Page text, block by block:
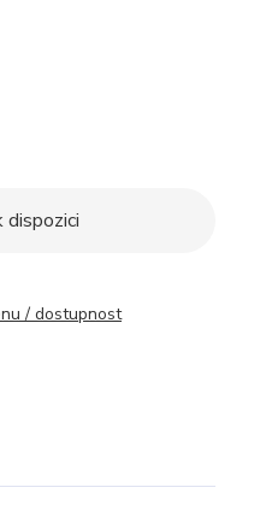
dispozici
/ dostupnost